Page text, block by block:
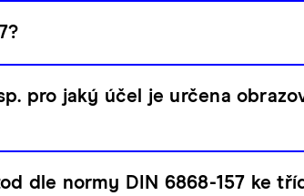
pro jaký účel je určena
dle normy DIN 6868-157 ke